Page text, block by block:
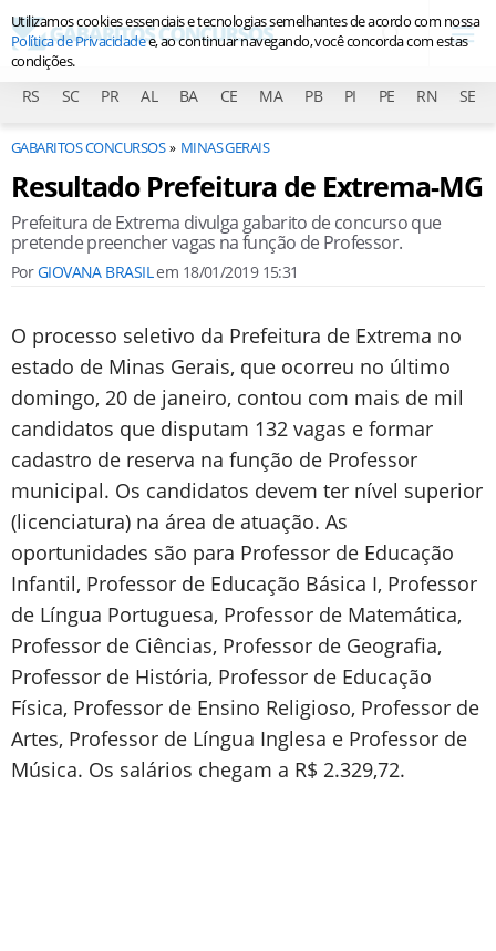
RS SC PR AL BA CE MA PB PI PE RN SE
GABARITOS CONCURSOS MINAS GERAIS
Resultado Prefeitura de Extrema-MG
Prefeitura de Extrema divulga gabarito de concurso que
pretende preencher vagas na função de Professor.
PorGIOVANA BRASILem 18/01/2019 15:31
O processo seletivo da Prefeitura de Extrema no
estado de Minas Gerais, que ocorreu no último
domingo, 20 de janeiro, contou com mais de mil
candidatos que disputam 132 vagas e formar
cadastro de reserva na função de Professor
municipal. Os candidatos devem ter nível superior
(licenciatura) na área de atuação. As
oportunidades são para Professor de Educação
Infantil, Professor de Educação Básica I, Professor
de Língua Portuguesa, Professor de Matemática,
Professor de Ciências, Professor de Geografia,
Professor de História, Professor de Educação
Física, Professor de Ensino Religioso, Professor de
Artes, Professor de Língua Inglesa e Professor de
Música. Os salários chegam a R$ 2.329,72.
Utilizamos cookies essenciais e tecnologias semelhantes de acordo com nossa
Política de Privacidadee, ao continuar navegando, você concorda com estas
condições.